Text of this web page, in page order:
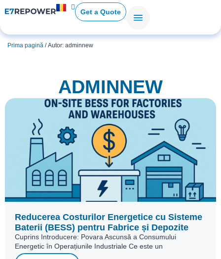
Get a Quote
Prima pagină / Autor: adminnew
ADMINNEW
Reducerea Costurilor Energetice cu Sisteme
Baterii (BESS) pentru Fabrice și Depozite
Cuprins Introducere: Povara Ascunsă a Consumului
Energetic în Operațiunile Industriale Ce este un